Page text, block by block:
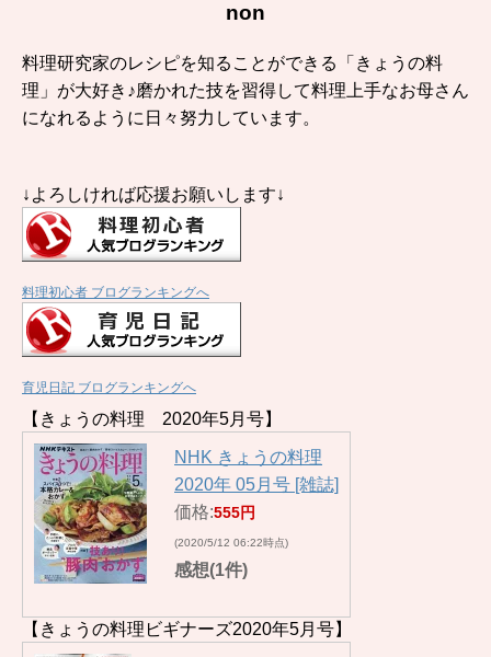
non
料理研究家のレシピを知ることができる「きょうの料
理」が大好き♪磨かれた技を習得して料理上手なお母さん
になれるように日々努力しています。
↓よろしければ応援お願いします↓
料理初心者 ブログランキングへ
育児日記 ブログランキングへ
【きょうの料理 2020年5月号】
NHK きょうの料理
2020年 05月号 [雑誌]
価格:555円
(2020/5/12 06:22時点)
感想(1件)
【きょうの料理ビギナーズ2020年5月号】